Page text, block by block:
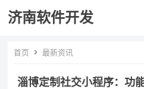
济南软件开发
首页 最新资讯
淄博定制社交小程序：功